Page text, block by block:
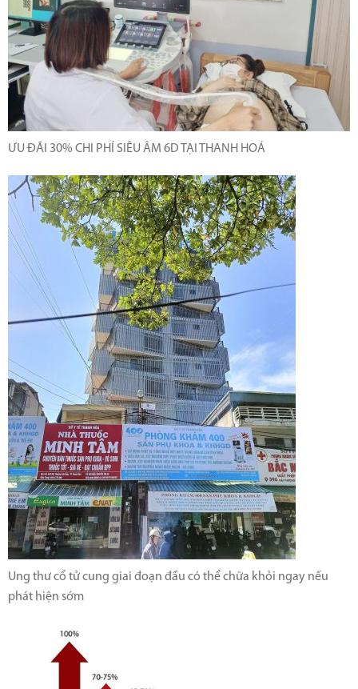
ƯU ĐÃI 30% CHI PHÍ SIÊU ÂM 6D TẠI THANH HOÁ
Ung thư cổ tử cung giai đoạn đầu có thể chữa khỏi ngay nếu
phát hiện sớm